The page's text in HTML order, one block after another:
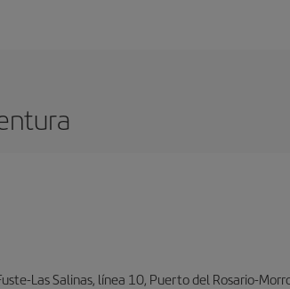
Las Salinas, línea 10, Puerto del Rosario-